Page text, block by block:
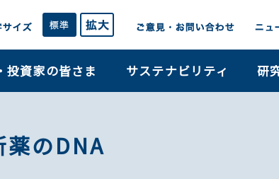
投資家の皆さま サステナビリティ 研
薬のDNA